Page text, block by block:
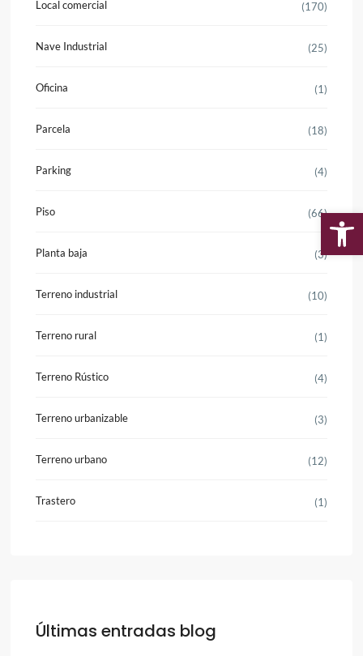
Local comercial (170)
Nave Industrial (25)
Oficina (1)
Parcela (18)
Parking (4)
Piso (66)
Planta baja (3)
Terreno industrial (10)
Terreno rural (1)
Terreno Rústico (4)
Terreno urbanizable (3)
Terreno urbano (12)
Trastero (1)
Últimas entradas blog